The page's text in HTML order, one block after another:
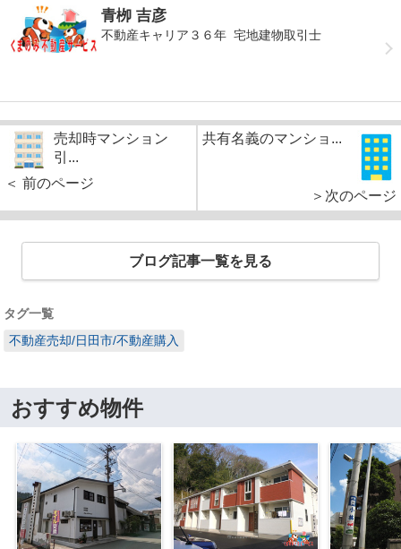
青栁 吉彦
不動産キャリア３６年 宅地建物取引士
売却時マンション
引...
＜ 前のページ
共有名義のマンショ...
＞次のページ
ブログ記事一覧を見る
タグ一覧
不動産売却/日田市/不動産購入
おすすめ物件